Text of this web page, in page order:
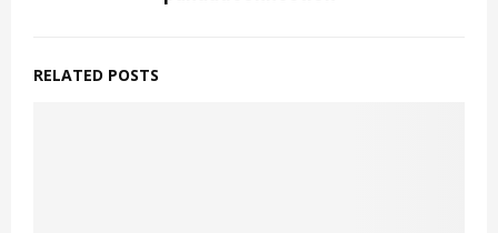
RELATED POSTS